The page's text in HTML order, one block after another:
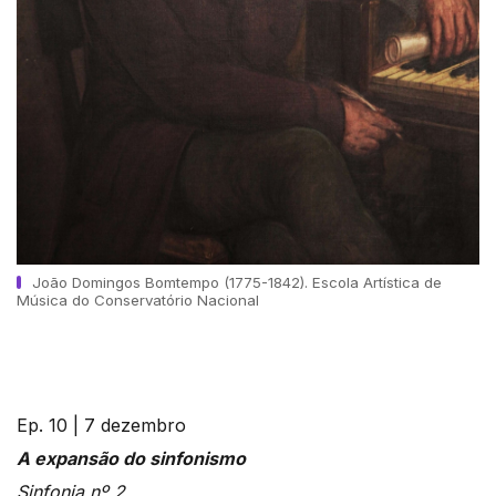
João Domingos Bomtempo (1775-1842). Escola Artística de
Música do Conservatório Nacional
Ep. 10 | 7 dezembro
A expansão do sinfonismo
Sinfonia nº 2